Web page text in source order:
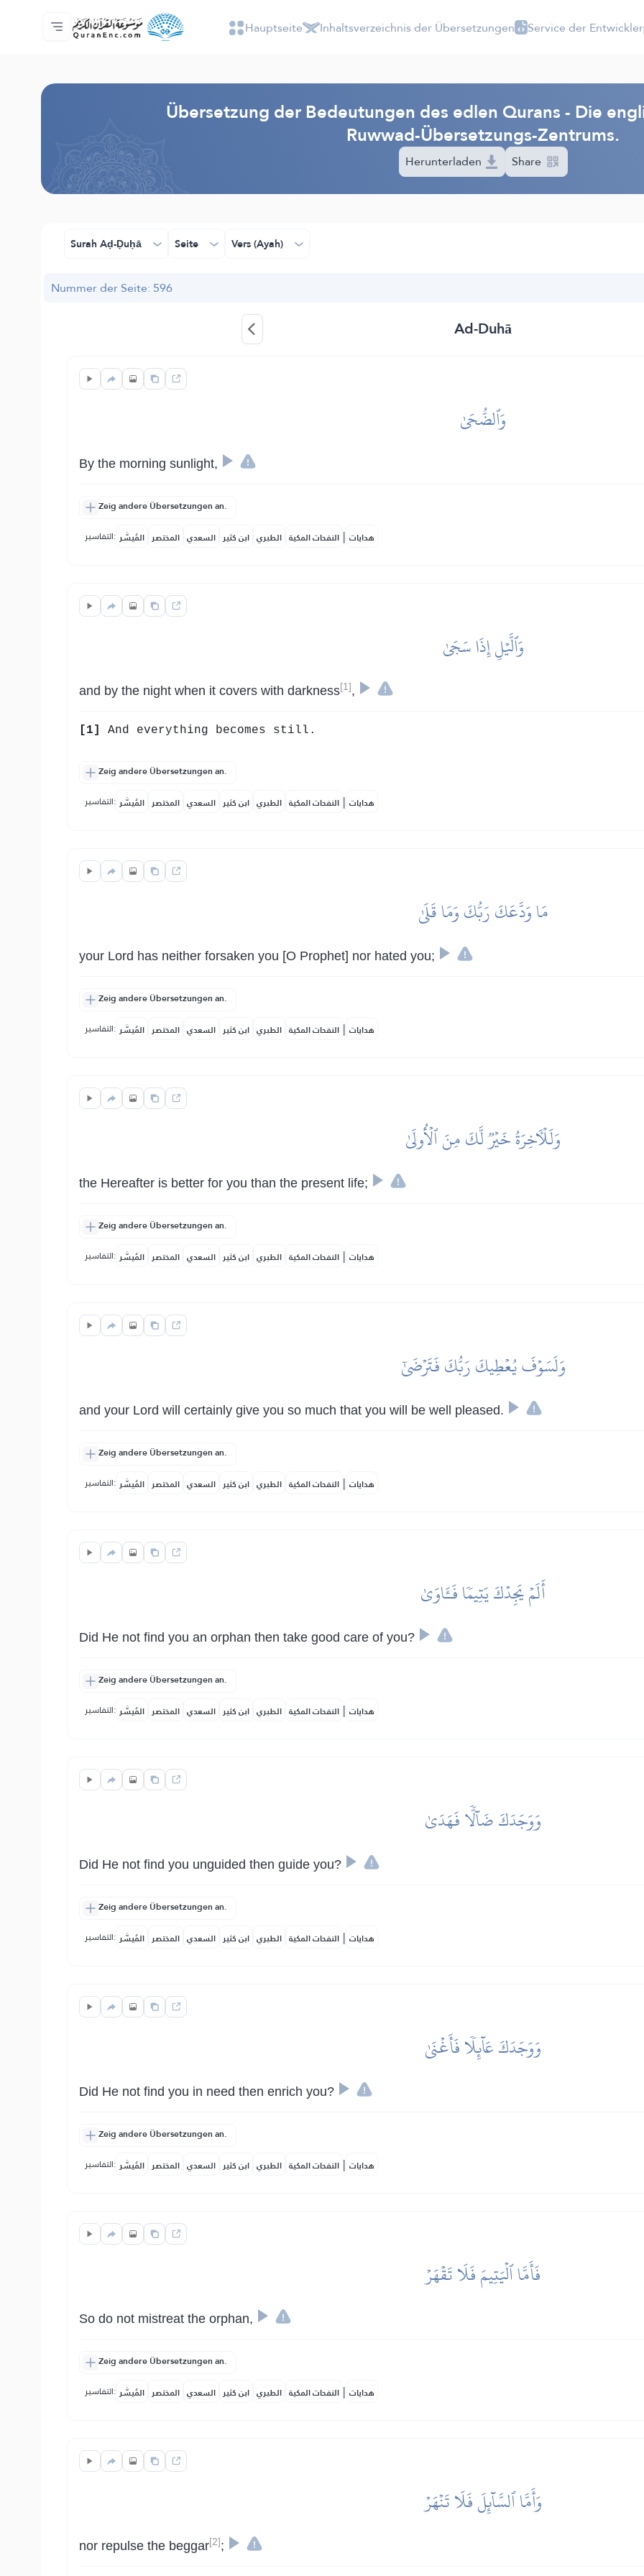
Hauptseite
Inhaltsverzeichnis der Übersetzungen
Audio
Service der Entwickler - API
Über das Projekt
Kontakt
Sprache Hauptseite Inhaltsverzeichnis der Übersetzungen Service der Entwickler
Übersetzung der Bedeutungen des edlen Qurans - Die
Ruwwad-Übersetzungs-Zentrums.
Herunterladen Share
Surah Aḍ-Ḍuḥā Seite Vers (Ayah)
Nummer der Seite: 596
Ad-Duhā
وَٱلضُّحَىٰ
By the morning sunlight,
Zeig andere Übersetzungen an.
التفاسير: المُيسَّر المختصر السعدي ابن كثير الطبري النفحات المكية | هدايات
وَٱلَّيۡلِ إِذَا سَجَىٰ
and by the night when it covers with darkness[1] ,
[1] And everything becomes still.
Zeig andere Übersetzungen an.
التفاسير: المُيسَّر المختصر السعدي ابن كثير الطبري النفحات المكية | هدايات
مَا وَدَّعَكَ رَبُّكَ وَمَا قَلَىٰ
your Lord has neither forsaken you [O Prophet] nor hated you;
Zeig andere Übersetzungen an.
التفاسير: المُيسَّر المختصر السعدي ابن كثير الطبري النفحات المكية | هدايات
وَلَلۡأٓخِرَةُ خَيۡرٞ لَّكَ مِنَ ٱلۡأُولَىٰ
the Hereafter is better for you than the present life;
Zeig andere Übersetzungen an.
التفاسير: المُيسَّر المختصر السعدي ابن كثير الطبري النفحات المكية | هدايات
وَلَسَوۡفَ يُعۡطِيكَ رَبُّكَ فَتَرۡضَىٰٓ
and your Lord will certainly give you so much that you will be well pleased.
Zeig andere Übersetzungen an.
التفاسير: المُيسَّر المختصر السعدي ابن كثير الطبري النفحات المكية | هدايات
أَلَمۡ يَجِدۡكَ يَتِيمٗا فَـَٔاوَىٰ
Did He not find you an orphan then take good care of you?
Zeig andere Übersetzungen an.
التفاسير: المُيسَّر المختصر السعدي ابن كثير الطبري النفحات المكية | هدايات
وَوَجَدَكَ ضَآلّٗا فَهَدَىٰ
Did He not find you unguided then guide you?
Zeig andere Übersetzungen an.
التفاسير: المُيسَّر المختصر السعدي ابن كثير الطبري النفحات المكية | هدايات
وَوَجَدَكَ عَآئِلٗا فَأَغۡنَىٰ
Did He not find you in need then enrich you?
Zeig andere Übersetzungen an.
التفاسير: المُيسَّر المختصر السعدي ابن كثير الطبري النفحات المكية | هدايات
فَأَمَّا ٱلۡيَتِيمَ فَلَا تَقۡهَرۡ
So do not mistreat the orphan,
Zeig andere Übersetzungen an.
التفاسير: المُيسَّر المختصر السعدي ابن كثير الطبري النفحات المكية | هدايات
وَأَمَّا ٱلسَّآئِلَ فَلَا تَنۡهَرۡ
nor repulse the beggar[2] ;